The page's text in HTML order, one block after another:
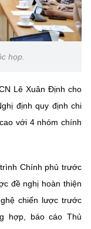
(MST)
họp.
Lê Xuân Định cho
định quy định chi
với 4 nhóm chính
Chính phủ trước
đề nghị hoàn thiện
chiến lược trước
hợp, báo cáo Thủ